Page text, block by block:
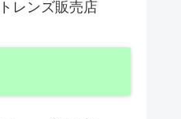
レンズ販売店